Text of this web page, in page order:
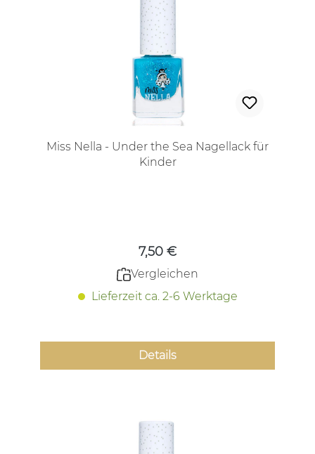
Miss Nella - Under the Sea Nagellack für
Kinder
7,50 €
Vergleichen
Lieferzeit ca. 2-6 Werktage
Details